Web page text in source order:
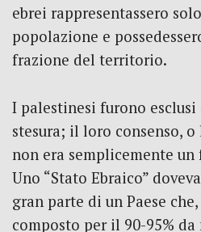
ebrei rappresentassero
popolazione e
frazione del territorio.
I palestinesi furono esclusi
stesura; il loro consenso,
non era semplicemente
Uno “Stato Ebraico”
gran parte di un Paese
composto per il 90-95%